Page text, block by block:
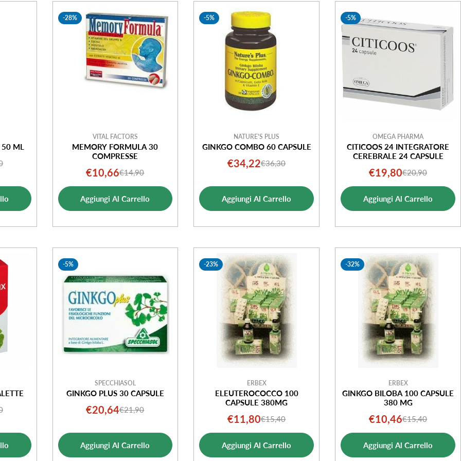
ML
-28%
VITAL FACTORS
MEMORY FORMULA 30
COMPRESSE
Prezzo
di
vendita
€10,66Prezzo
normale
€14,90
Aggiungi Al Carrello
-5%
NATURE'S PLUS
GINKGO COMBO 60 CAPSULE
Prezzo
vendita
€34,22Prezzo
€36,30
Aggiungi Al Carrello
-5%
OMEGA PHARMA
CITICOOS 24 INTEGRATORE
CEREBRALE 24 CAPSULE
Prezzo
di
vendita
€19,80Prezzo
normale
€20,90
Aggiungi Al Carrello
-5%
SPECCHIASOL
GINKGO PLUS 30 CAPSULE
Prezzo
vendita
€20,64Prezzo
€21,90
Aggiungi Al Carrello
-23%
ERBEX
ELEUTEROCOCCO 100
CAPSULE 380MG
Prezzo
di
vendita
€11,80Prezzo
normale
€15,40
Aggiungi Al Carrello
-32%
ERBEX
GINKGO BILOBA 100 CAPSULE
380 MG
Prezzo
di
vendita
€10,46Prezzo
normale
€15,40
Aggiungi Al Carrello